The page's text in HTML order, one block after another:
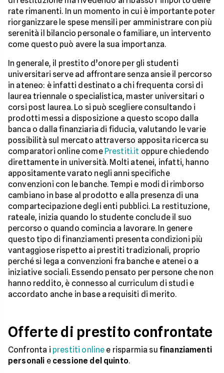
rate rimanenti. In un momento in cui è importante poter
riorganizzare le spese mensili per amministrare con più
serenità il bilancio personale o familiare, un intervento
come questo può avere la sua importanza.
In generale, il prestito d’onore per gli studenti
universitari serve ad affrontare senza ansie il percorso
in ateneo: è infatti destinato a chi frequenta corsi di
laurea triennale o specialistica, master universitari o
corsi post laurea. Lo si può scegliere consultando i
prodotti messi a disposizione a questo scopo dalla
banca o dalla finanziaria di fiducia, valutando le varie
possibilità sul mercato attraverso apposita ricerca su
comparatori online come Prestiti.it oppure chiedendo
direttamente in università. Molti atenei, infatti, hanno
appositamente varato negli anni specifiche
convenzioni con le banche. Tempi e modi di rimborso
cambiano in base al prodotto e alla presenza di una
compartecipazione degli enti pubblici. La restituzione,
rateale, inizia quando lo studente conclude il suo
percorso o quando comincia a lavorare. In genere
questo tipo di finanziamenti presenta condizioni più
vantaggiose rispetto ai prestiti tradizionali, proprio
perché si lega a convenzioni fra banche e atenei o a
iniziative sociali. Essendo pensato per persone che non
hanno reddito, è connesso al curriculum di studi e
accordato anche in base a requisiti di merito.
Offerte di prestito confrontate
Confronta i prestiti online e risparmia su finanziamenti
personali e cessione del quinto.